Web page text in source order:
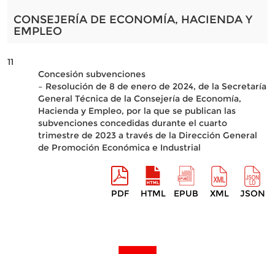
CONSEJERÍA DE ECONOMÍA, HACIENDA Y
EMPLEO
11
Concesión subvenciones
– Resolución de 8 de enero de 2024, de la Secretaría
General Técnica de la Consejería de Economía,
Hacienda y Empleo, por la que se publican las
subvenciones concedidas durante el cuarto
trimestre de 2023 a través de la Dirección General
de Promoción Económica e Industrial
PDF HTML EPUB XML JSON